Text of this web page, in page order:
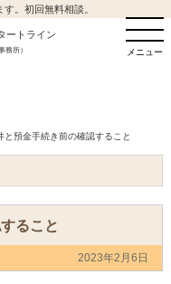
。初回無料相談。
ートライン
務所） メニュー
と預金手続き前の確認すること
ること
2023年2月6日